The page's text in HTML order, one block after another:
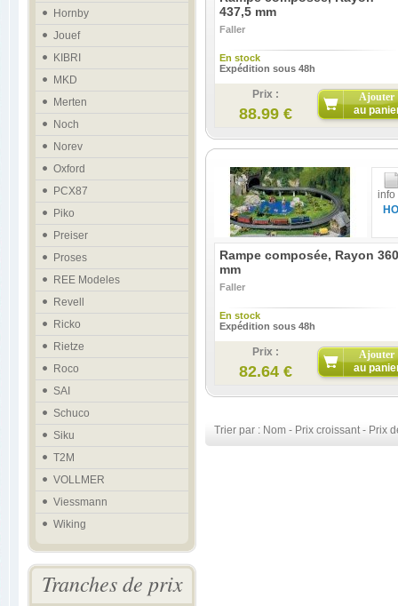
Hornby
Jouef
KIBRI
MKD
Merten
Noch
Norev
Oxford
PCX87
Piko
Preiser
Proses
REE Modeles
Revell
Ricko
Rietze
Roco
SAI
Schuco
Siku
T2M
VOLLMER
Viessmann
Wiking
Tranches de prix
437,5 mm
Faller
En stock
Expédition sous 48h
Prix :
88.99 €
Ajouter
au
info
HO
Rampe composée, Rayon 360
mm
Faller
En stock
Expédition sous 48h
Prix :
82.64 €
Ajouter
au
Trier par : Nom - Prix croissant- Prix